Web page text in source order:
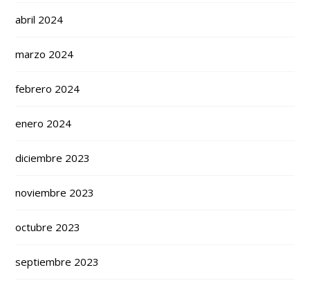
abril 2024
marzo 2024
febrero 2024
enero 2024
diciembre 2023
noviembre 2023
octubre 2023
septiembre 2023